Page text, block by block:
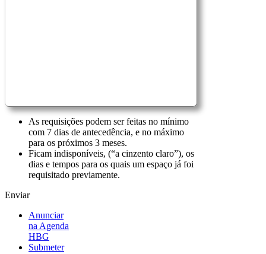
As requisições podem ser feitas no mínimo
com 7 dias de antecedência, e no máximo
para os próximos 3 meses.
Ficam indisponíveis, (“a cinzento claro”), os
dias e tempos para os quais um espaço já foi
requisitado previamente.
Enviar
Anunciar
na Agenda
HBG
Submeter